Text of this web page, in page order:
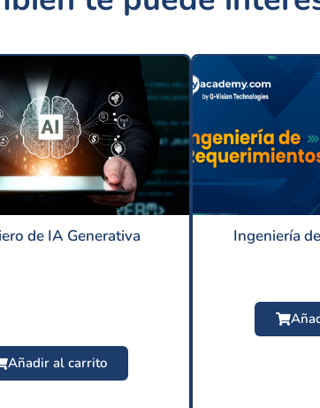
de IA Generativa
Añadir al carrito
Ingeniería